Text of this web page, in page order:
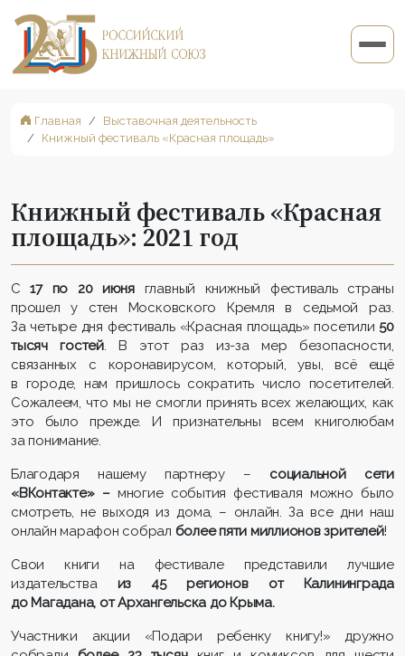
Главная
Выставочная деятельность
Книжный фестиваль «Красная площадь»
Книжный фестиваль «Красная
площадь»: 2021 год
С17 по 20 июня главный книжный фестиваль страны
прошел у стен Московского Кремля в седьмой раз.
За четыре дня фестиваль «Красная площадь» посетили 50
тысяч гостей. В этот раз из-за мер безопасности,
связанных с коронавирусом, который, увы, всё ещё
в городе, нам пришлось сократить число посетителей.
Сожалеем, что мы не смогли принять всех желающих, как
это было прежде. И признательны всем книголюбам
за понимание.
Благодаря нашему партнеру – социальной сети
«ВКонтакте» – многие события фестиваля можно было
смотреть, не выходя из дома, – онлайн. За все дни наш
онлайн марафон собрал более пяти миллионов зрителей!
Свои книги на фестивале представили лучшие
издательства из 45 регионов от Калининграда
до Магадана, от Архангельска до Крыма.
Участники акции «Подари ребенку книгу!» дружно